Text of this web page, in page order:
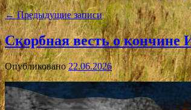
←Предыдущие записи
Скорбная весть о
Опубликовано22.06.2026